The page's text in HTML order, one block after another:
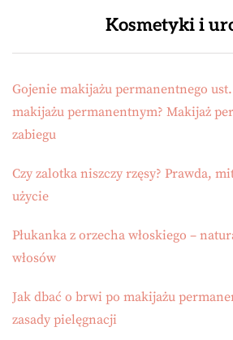
Kosmetyki i
Gojenie makijażu permanentnego
makijażu permanentnym? Makijaż
zabiegu
Czy zalotka niszczy rzęsy? Prawda,
użycie
Płukanka z orzecha włoskiego –
włosów
Jak dbać o brwi po makijażu
zasady pielęgnacji